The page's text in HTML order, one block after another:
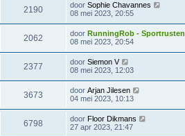
2190 door Sophie Chavannes
08 mei 2023, 20:55
2062 door RunningRob - Sportrusten
08 mei 2023, 20:54
2377 door Siemon V
08 mei 2023, 12:03
3673 door Arjan Jilesen
04 mei 2023, 10:13
6798 door Floor Dikmans
27 apr 2023, 21:47